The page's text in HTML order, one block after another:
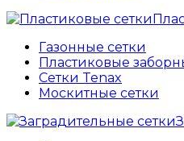
Газонные сетки
Пластиковые
Сетки Tenax
Москитные сетки